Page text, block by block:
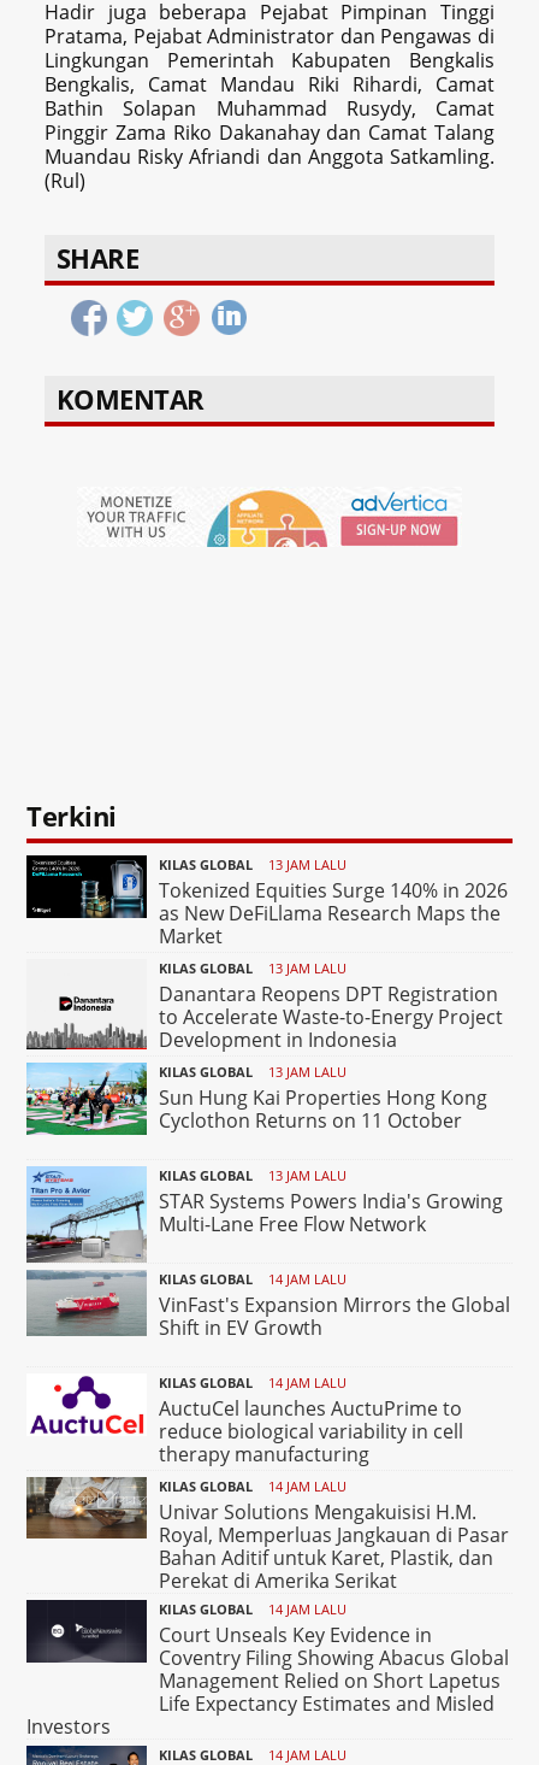
Hadir juga beberapa Pejabat Pimpinan Tinggi
Pratama, Pejabat Administrator dan Pengawas di
Lingkungan Pemerintah Kabupaten Bengkalis
Bengkalis, Camat Mandau Riki Rihardi, Camat
Bathin Solapan Muhammad Rusydy, Camat
Pinggir Zama Riko Dakanahay dan Camat Talang
Muandau Risky Afriandi dan Anggota Satkamling.
(Rul)
SHARE
KOMENTAR
Terkini
KILAS GLOBAL 13 JAM LALU
Tokenized Equities Surge 140% in 2026
as New DeFiLlama Research Maps the
Market
KILAS GLOBAL 13 JAM LALU
Danantara Reopens DPT Registration
to Accelerate Waste-to-Energy Project
Development in Indonesia
KILAS GLOBAL 13 JAM LALU
Sun Hung Kai Properties Hong Kong
Cyclothon Returns on 11 October
KILAS GLOBAL 13 JAM LALU
STAR Systems Powers India's Growing
Multi-Lane Free Flow Network
KILAS GLOBAL 14 JAM LALU
VinFast's Expansion Mirrors the Global
Shift in EV Growth
KILAS GLOBAL 14 JAM LALU
AuctuCel launches AuctuPrime to
reduce biological variability in cell
therapy manufacturing
KILAS GLOBAL 14 JAM LALU
Univar Solutions Mengakuisisi H.M.
Royal, Memperluas Jangkauan di Pasar
Bahan Aditif untuk Karet, Plastik, dan
Perekat di Amerika Serikat
KILAS GLOBAL 14 JAM LALU
Court Unseals Key Evidence in
Coventry Filing Showing Abacus Global
Management Relied on Short Lapetus
Life Expectancy Estimates and Misled
Investors
KILAS GLOBAL 14 JAM LALU